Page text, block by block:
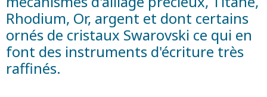
Rhodium, Or, argent et dont certains
ornés de cristaux Swarovski ce qui en
font des instruments d'écriture très
raffinés.